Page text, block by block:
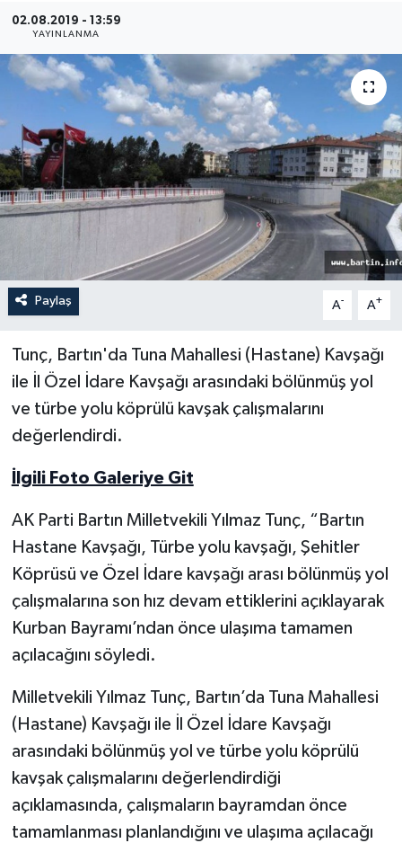
02.08.2019 - 13:59
YAYINLANMA
Paylaş A- A+
Tunç, Bartın'da Tuna Mahallesi (Hastane) Kavşağı
ile İl Özel İdare Kavşağı arasındaki bölünmüş yol
ve türbe yolu köprülü kavşak çalışmalarını
değerlendirdi.
İlgili Foto Galeriye Git
AK Parti Bartın Milletvekili Yılmaz Tunç, “Bartın
Hastane Kavşağı, Türbe yolu kavşağı, Şehitler
Köprüsü ve Özel İdare kavşağı arası bölünmüş yol
çalışmalarına son hız devam ettiklerini açıklayarak
Kurban Bayramı’ndan önce ulaşıma tamamen
açılacağını söyledi.
Milletvekili Yılmaz Tunç, Bartın’da Tuna Mahallesi
(Hastane) Kavşağı ile İl Özel İdare Kavşağı
arasındaki bölünmüş yol ve türbe yolu köprülü
kavşak çalışmalarını değerlendirdiği
açıklamasında, çalışmaların bayramdan önce
tamamlanması planlandığını ve ulaşıma açılacağı
Medya
Sağlık
Sinema
Sivil Toplum
Siyaset
Tarım
Turizm
Yaşam
Yerel Yönetimler
DÜNYA